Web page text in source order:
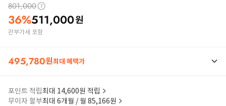
801,000
36%511,000원
관부가세 포함
495,780원최대 혜택가
포인트 적립최대 14,600원 적립
무이자 할부최대 6개월 / 월 85,166원